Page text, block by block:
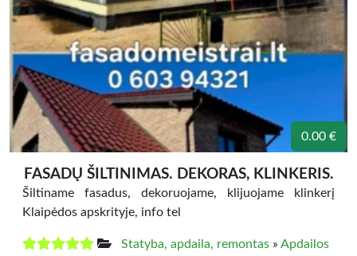
0.00 €
FASADŲ ŠILTINIMAS. DEKORAS, KLINKERIS.
Šiltiname fasadus, dekoruojame, klijuojame klinkerį
Klaipėdos apskrityje, info tel
Statyba, apdaila, remontas » Apdailos